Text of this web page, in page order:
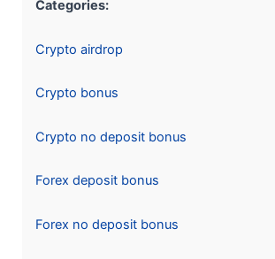
Categories:
Crypto airdrop
Crypto bonus
Crypto no deposit bonus
Forex deposit bonus
Forex no deposit bonus